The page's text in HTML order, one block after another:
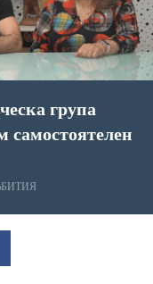
група
самостоятелен